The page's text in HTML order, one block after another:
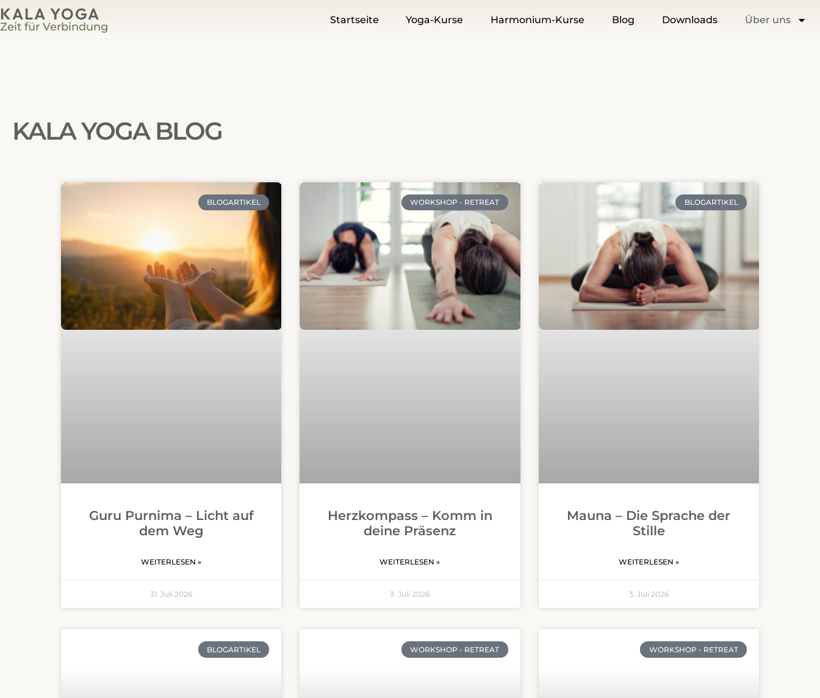
KALA YOGA
Zeit für Verbindung
Startseite Yoga-Kurse Harmonium-Kurse Blog Downloads Über uns
KALA YOGA BLOG
BLOGARTIKEL
Guru Purnima – Licht auf
dem Weg
WEITERLESEN »
31. Juli 2026
WORKSHOP - RETREAT
Herzkompass – Komm in
deine Präsenz
WEITERLESEN »
3. Juli 2026
BLOGARTIKEL
Mauna – Die Sprache der
Stille
WEITERLESEN »
3. Juli 2026
BLOGARTIKEL WORKSHOP - RETREAT WORKSHOP - RETREAT